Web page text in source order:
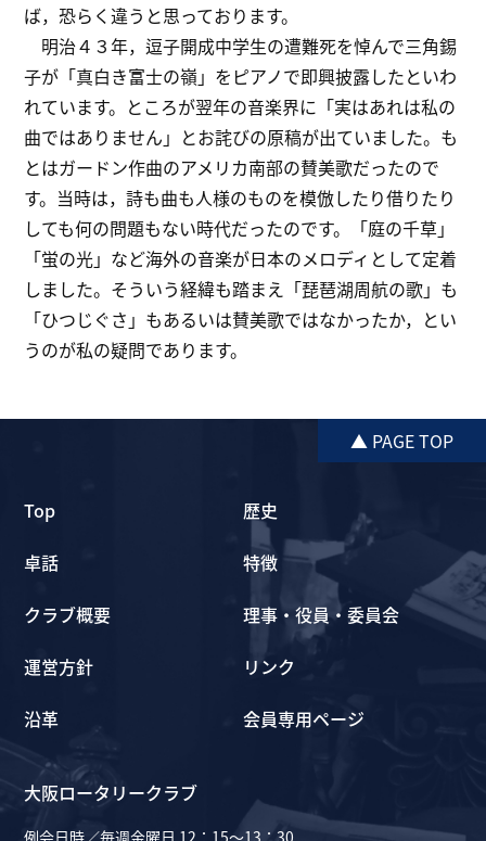
ば，恐らく違うと思っております。
明治４３年，逗子開成中学生の遭難死を悼んで三角錫
子が「真白き富士の嶺」をピアノで即興披露したといわ
れています。ところが翌年の音楽界に「実はあれは私の
曲ではありません」とお詫びの原稿が出ていました。も
とはガードン作曲のアメリカ南部の賛美歌だったので
す。当時は，詩も曲も人様のものを模倣したり借りたり
しても何の問題もない時代だったのです。「庭の千草」
「蛍の光」など海外の音楽が日本のメロディとして定着
しました。そういう経緯も踏まえ「琵琶湖周航の歌」も
「ひつじぐさ」もあるいは賛美歌ではなかったか，とい
うのが私の疑問であります。
▲ PAGE TOP
Top
卓話
クラブ概要
運営方針
沿革
歴史
特徴
理事・役員・委員会
リンク
会員専用ページ
大阪ロータリークラブ